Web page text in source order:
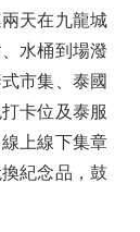
天在九龍城
水桶到場潑
市集、泰國
卡位及泰服
上線下集章
紀念品，鼓